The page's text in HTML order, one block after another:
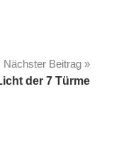
Nächster Beitrag
der 7 Türme